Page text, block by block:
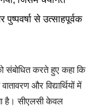
पुष्पवर्षा से उत्साहपूर्वक
संबोधित करते हुए कहा कि
और विद्यार्थियों में
है। सीएलसी केवल